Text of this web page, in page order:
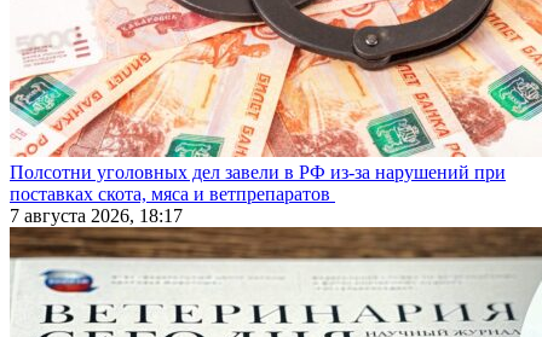
Полсотни уголовных дел завели в РФ из-за нарушений при
поставках скота, мяса и ветпрепаратов
7 августа 2026, 18:17